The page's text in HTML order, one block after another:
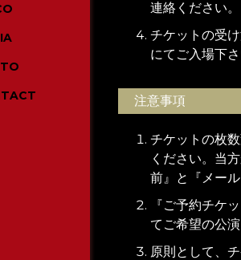
連絡ください。
チケットの受
にてご入場下さ
注意事項
チケットの枚
ください。当
前』と『メー
『ご予約チケ
てご希望の公
原則として、